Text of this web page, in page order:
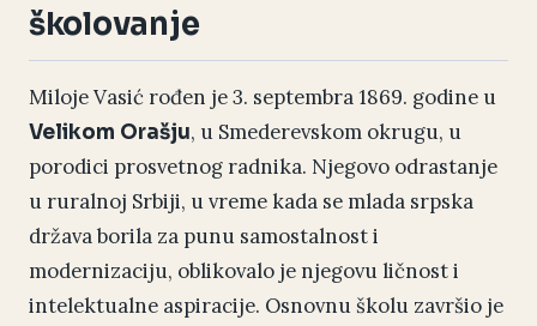
školovanje
Miloje Vasić rođen je 3. septembra 1869. godine u
Velikom Orašju, u Smederevskom okrugu, u
porodici prosvetnog radnika. Njegovo odrastanje
u ruralnoj Srbiji, u vreme kada se mlada srpska
država borila za punu samostalnost i
modernizaciju, oblikovalo je njegovu ličnost i
intelektualne aspiracije. Osnovnu školu završio je